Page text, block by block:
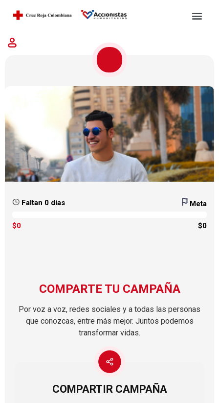
Faltan 0 días Meta
$0 $0
COMPARTE TU CAMPAÑA
Por voz a voz, redes sociales y a todas las personas
que conozcas, entre más mejor. Juntos podemos
transformar vidas.
COMPARTIR CAMPAÑA